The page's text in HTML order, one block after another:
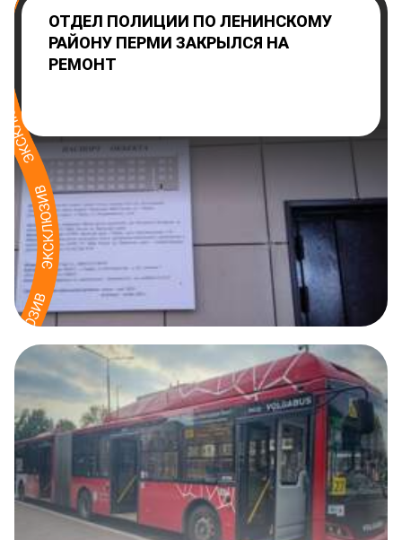
ОТДЕЛ ПОЛИЦИИ ПО ЛЕНИНСКОМУ
РАЙОНУ ПЕРМИ ЗАКРЫЛСЯ НА
РЕМОНТ